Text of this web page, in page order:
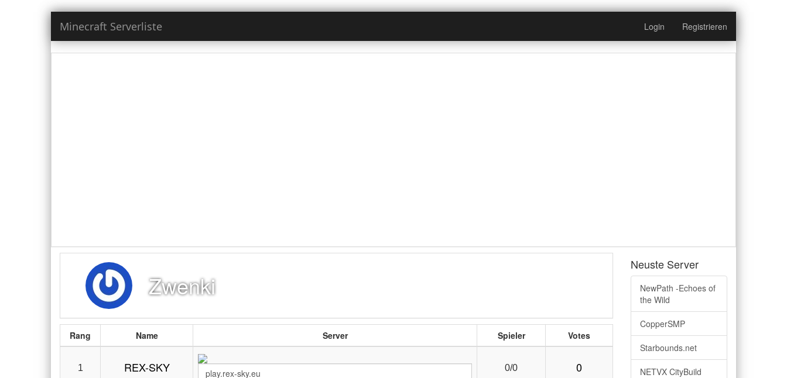
Minecraft Serverliste Login Registrieren
Zwenki
Rang Name Server Spieler Votes
1 REX-SKY 0/0 0
Neuste Server
NewPath -Echoes of
the Wild
CopperSMP
Starbounds.net
NETVX CityBuild